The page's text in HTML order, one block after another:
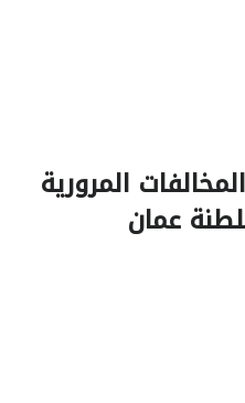
المرورية
عمان